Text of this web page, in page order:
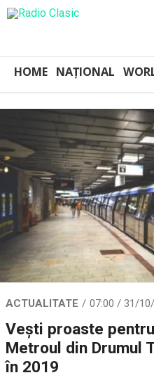
HOME NAȚIONAL
ACTUALITATE 07:00 / 31/
Vești proaste
Metroul din Drumul
în 2019